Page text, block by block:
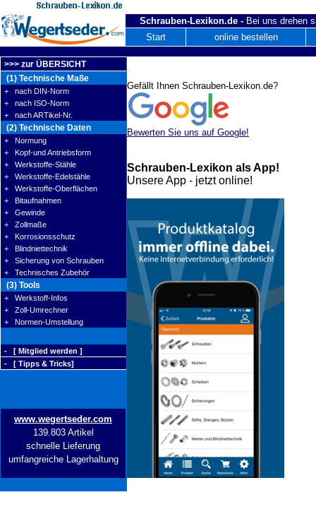
Schrauben-Lexikon.de - Bei uns drehen
Start
online bestellen
>>> zur ÜBERSICHT
(1) Technische Maße
+ nach DIN-Norm
+ nach ISO-Norm
+ nach ARTikel-Nr.
(2) Technische Daten
+ Normung
+ Kopf-und Antriebsform
+ Werkstoffe-Stähle
+ Werkstoffe-Edelstähle
+ Werkstoffe-Oberflächen
+ Bitaufnahmen
+ Gewinde
+ Zollmaße
+ Korrosionsschutz
+ Blindniettechnik
+ Sicherung von Schrauben
+ Technisches Zubehör
(3) Tools
+ Werkstoff-Infos
+ Zoll-Umrechner
+ Normen-Umstellung
- [ Mitglied werden ]
- [ Tipps & Tricks]
www.wegertseder.com
139.803 Artikel
schnelle Lieferung
umfangreiche Lagerhaltung
Gefällt Ihnen Schrauben-Lexikon.de?
Bewerten Sie uns auf Google!
Schrauben-Lexikon als App!
Unsere App - jetzt online!